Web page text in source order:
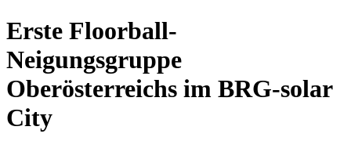
Erste Floorball-
Neigungsgruppe
Oberösterreichs im BRG-solar
City